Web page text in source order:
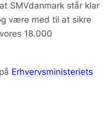
SMVdanmark står klar
være med til at sikre
18.000
Erhvervsministeriets